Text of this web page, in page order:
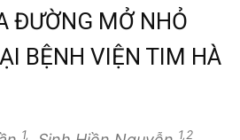
ĐƯỜNG MỞ NHỎ
BỆNH VIỆN TIM HÀ
1, 1,2